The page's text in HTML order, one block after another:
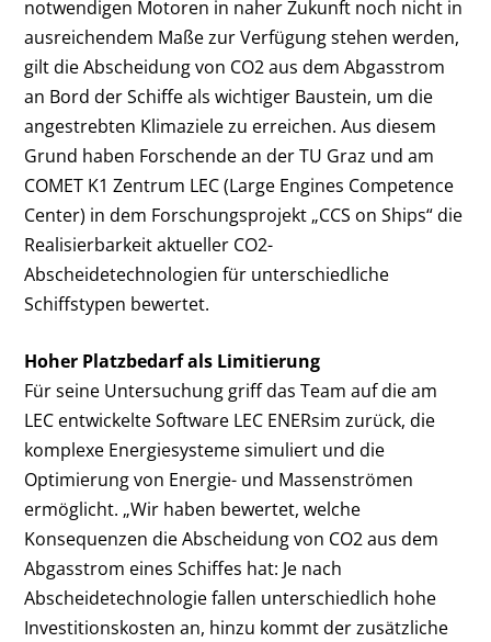
notwendigen Motoren in naher Zukunft noch nicht in
ausreichendem Maße zur Verfügung stehen werden,
gilt die Abscheidung von CO2aus dem Abgasstrom
an Bord der Schiffe als wichtiger Baustein, um die
angestrebten Klimaziele zu erreichen. Aus diesem
Grund haben Forschende an der TU Graz und am
COMET K1 Zentrum LEC (Large Engines Competence
Center) in dem Forschungsprojekt „CCS on Ships“ die
Realisierbarkeit aktueller CO2-
Abscheidetechnologien für unterschiedliche
Schiffstypen bewertet.
Hoher Platzbedarf als Limitierung
Für seine Untersuchung griff das Team auf die am
LEC entwickelte Software LEC ENERsim zurück, die
komplexe Energiesysteme simuliert und die
Optimierung von Energie- und Massenströmen
ermöglicht. „Wir haben bewertet, welche
Konsequenzen die Abscheidung von CO2aus dem
Abgasstrom eines Schiffes hat: Je nach
Abscheidetechnologie fallen unterschiedlich hohe
Investitionskosten an, hinzu kommt der zusätzliche